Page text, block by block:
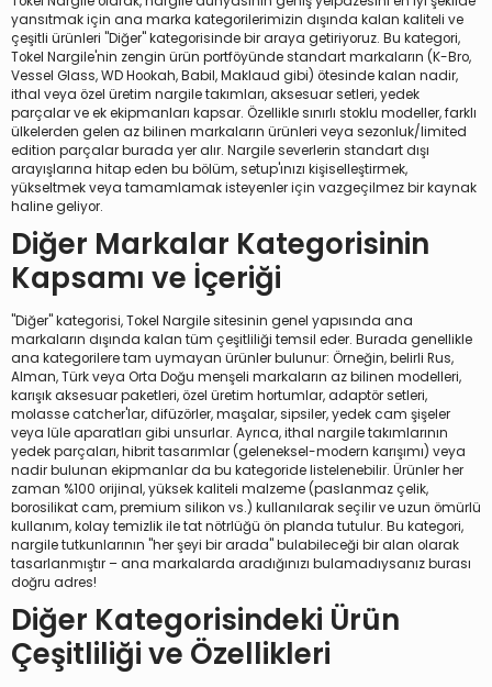
yansıtmak için ana marka kategorilerimizin dışında kalan kaliteli ve
çeşitli ürünleri "Diğer" kategorisinde bir araya getiriyoruz. Bu kategori,
Tokel Nargile'nin zengin ürün portföyünde standart markaların (K-Bro,
Vessel Glass, WD Hookah, Babil, Maklaud gibi) ötesinde kalan nadir,
ithal veya özel üretim nargile takımları, aksesuar setleri, yedek
parçalar ve ek ekipmanları kapsar. Özellikle sınırlı stoklu modeller, farklı
ülkelerden gelen az bilinen markaların ürünleri veya sezonluk/limited
edition parçalar burada yer alır. Nargile severlerin standart dışı
arayışlarına hitap eden bu bölüm, setup'ınızı kişiselleştirmek,
yükseltmek veya tamamlamak isteyenler için vazgeçilmez bir kaynak
haline geliyor.
Diğer Markalar Kategorisinin
Kapsamı ve İçeriği
"Diğer" kategorisi, Tokel Nargile sitesinin genel yapısında ana
markaların dışında kalan tüm çeşitliliği temsil eder. Burada genellikle
ana kategorilere tam uymayan ürünler bulunur: Örneğin, belirli Rus,
Alman, Türk veya Orta Doğu menşeli markaların az bilinen modelleri,
karışık aksesuar paketleri, özel üretim hortumlar, adaptör setleri,
molasse catcher'lar, difüzörler, maşalar, sipsiler, yedek cam şişeler
veya lüle aparatları gibi unsurlar. Ayrıca, ithal nargile takımlarının
yedek parçaları, hibrit tasarımlar (geleneksel-modern karışımı) veya
nadir bulunan ekipmanlar da bu kategoride listelenebilir. Ürünler her
zaman %100 orijinal, yüksek kaliteli malzeme (paslanmaz çelik,
borosilikat cam, premium silikon vs.) kullanılarak seçilir ve uzun ömürlü
kullanım, kolay temizlik ile tat nötrlüğü ön planda tutulur. Bu kategori,
nargile tutkunlarının "her şeyi bir arada" bulabileceği bir alan olarak
tasarlanmıştır – ana markalarda aradığınızı bulamadıysanız burası
doğru adres!
Diğer Kategorisindeki Ürün
Çeşitliliği ve Özellikleri